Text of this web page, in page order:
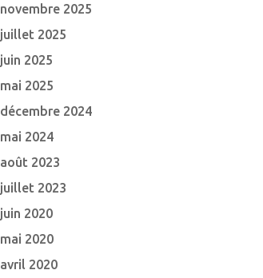
novembre 2025
juillet 2025
juin 2025
mai 2025
décembre 2024
mai 2024
août 2023
juillet 2023
juin 2020
mai 2020
avril 2020